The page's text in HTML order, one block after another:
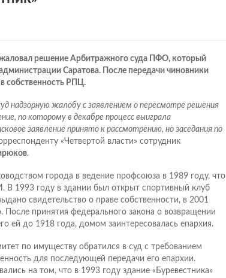
решение Арбитражного суда ПФО, который
Саратова. После передачи чиновники
собственность РПЦ.
надзорную жалобу с заявлением о пересмотре решения
по которому в декабре процесс выиграла
заявление принято к рассмотрению, но заседания по
«Четвертой власти» сотрудник
.
города в ведение профсоюза в 1989 году, что
В 1993 году в здании был открыт спортивный клуб
свидетельство о праве собственности, в 2001
После принятия федерального закона о возвращении
ей до 1918 года, домом заинтересовалась епархия.
по имуществу обратился в суд с требованием
для последующей передачи его епархии.
на том, что в 1993 году здание «Буревестника»